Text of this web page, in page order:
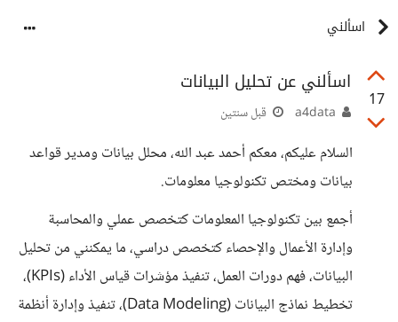
اسألني
17
اسألني عن تحليل البيانات
قبل سنتين
السلام عليكم، معكم أحمد عبد الله، محلل بيانات ومدير قواعد
بيانات ومختص تكنولوجيا معلومات.
أجمع بين تكنولوجيا المعلومات كتخصص عملي والمحاسبة
وإدارة الأعمال والإحصاء كتخصص دراسي، ما يمكنني من تحليل
البيانات، فهم دورات العمل، تنفيذ مؤشرات قياس الأداء (KPIs)،
تخطيط نماذج البيانات (Data Modeling)، تنفيذ وإدارة أنظمة